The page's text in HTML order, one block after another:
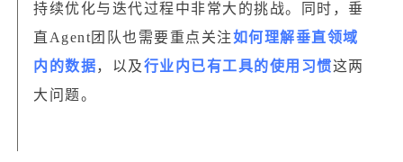
持续优化与迭代过程中非常大的挑战。同时，垂
直Agent团队也需要重点关注如何理解垂直领域
内的数据，以及行业内已有工具的使用习惯这两
大问题。